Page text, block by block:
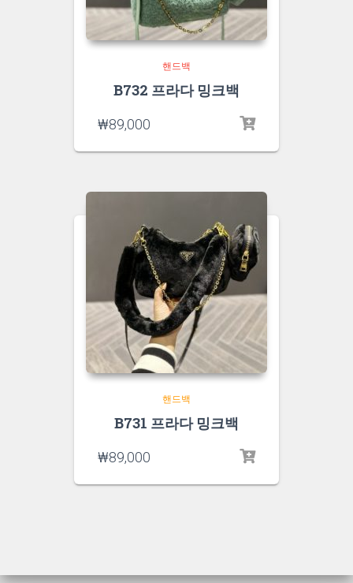
핸드백
B732 프라다 밍크백
₩89,000
핸드백
B731 프라다 밍크백
₩89,000